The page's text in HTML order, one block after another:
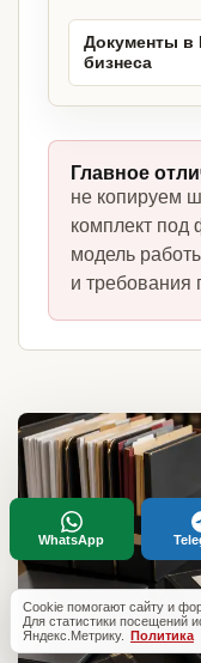
Документы в
бизнеса
Главное
не копируем
комплект под
модель
и требования
Cookie помогают сайту и
Для статистики посещений
Яндекс.Метрику. Политика
WhatsApp